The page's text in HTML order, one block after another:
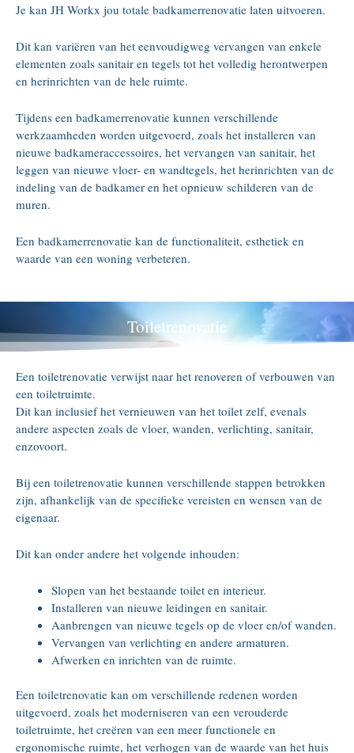
Je kan JH Workx jou totale badkamerrenovatie laten uitvoeren.
Dit kan variëren van het eenvoudigweg vervangen van enkele
elementen zoals sanitair en tegels tot het volledig herontwerpen
en herinrichten van de hele ruimte.
Tijdens een badkamerrenovatie kunnen verschillende
werkzaamheden worden uitgevoerd, zoals het installeren van
nieuwe badkameraccessoires, het vervangen van sanitair, het
leggen van nieuwe vloer- en wandtegels, het herinrichten van de
indeling van de badkamer en het opnieuw schilderen van de
muren.
Een badkamerrenovatie kan de functionaliteit, esthetiek en
waarde van een woning verbeteren.
Toiletrenovatie
Een toiletrenovatie verwijst naar het renoveren of verbouwen van
een toiletruimte.
Dit kan inclusief het vernieuwen van het toilet zelf, evenals
andere aspecten zoals de vloer, wanden, verlichting, sanitair,
enzovoort.
Bij een toiletrenovatie kunnen verschillende stappen betrokken
zijn, afhankelijk van de specifieke vereisten en wensen van de
eigenaar.
Dit kan onder andere het volgende inhouden:
Slopen van het bestaande toilet en interieur.
Installeren van nieuwe leidingen en sanitair.
Aanbrengen van nieuwe tegels op de vloer en/of wanden.
Vervangen van verlichting en andere armaturen.
Afwerken en inrichten van de ruimte.
Een toiletrenovatie kan om verschillende redenen worden
uitgevoerd, zoals het moderniseren van een verouderde
toiletruimte, het creëren van een meer functionele en
ergonomische ruimte, het verhogen van de waarde van het huis